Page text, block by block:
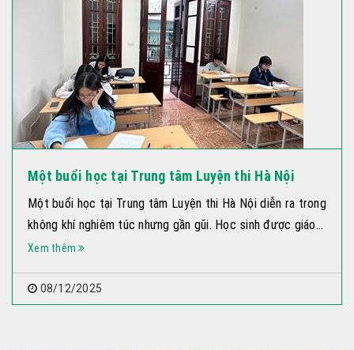
Một buổi học tại Trung tâm Luyện thi Hà Nội
Một buổi học tại Trung tâm Luyện thi Hà Nội diễn ra trong
không khí nghiêm túc nhưng gần gũi. Học sinh được giáo...
Xem thêm
08/12/2025